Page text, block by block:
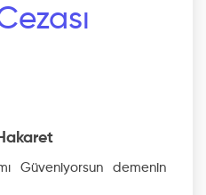
Güveniyorsundemenin